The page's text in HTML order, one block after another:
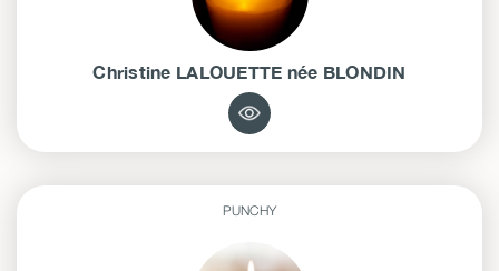
Christine LALOUETTE née BLONDIN
PUNCHY